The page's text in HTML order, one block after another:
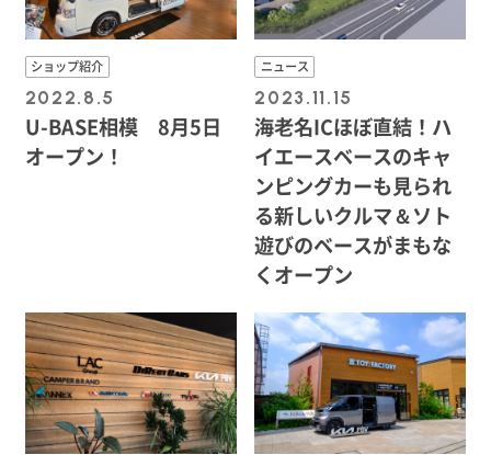
ショップ紹介
2022.8.5
U-BASE相模 8月5日
オープン！
ニュース
2023.11.15
海老名ICほぼ直結！ハ
イエースベースのキャ
ンピングカーも見られ
る新しいクルマ＆ソト
遊びのベースがまもな
くオープン